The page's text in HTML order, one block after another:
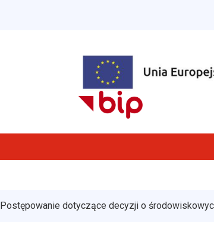
Postępowanie dotyczące decyzji o